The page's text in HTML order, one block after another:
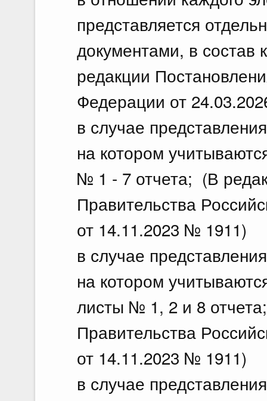
представляется
документами, в состав
редакции
Федерации от
в случае
на котором
№ 1 - 7 отчета; (В
Правительства
от 14.11.2023 № 1911)
в случае
на котором
листы № 1, 2 и 8
Правительства
от 14.11.2023 № 1911)
в случае